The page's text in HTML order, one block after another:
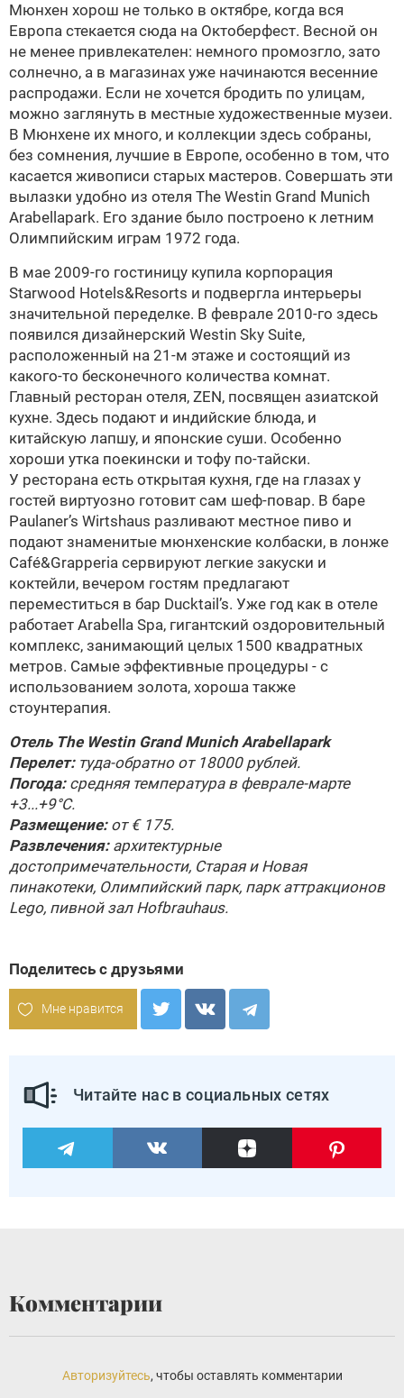
Мюнхен хорош не только в октябре, когда вся
Европа стекается сюда на Октоберфест. Весной он
не менее привлекателен: немного промозгло, зато
солнечно, а в магазинах уже начинаются весенние
распродажи. Если не хочется бродить по улицам,
можно заглянуть в местные художественные музеи.
В Мюнхене их много, и коллекции здесь собраны,
без сомнения, лучшие в Европе, особенно в том, что
касается живописи старых мастеров. Совершать эти
вылазки удобно из отеля The Westin Grand Munich
Arabellapark. Его здание было построено к летним
Олимпийским играм 1972 года.
В мае 2009-го гостиницу купила корпорация
Starwood Hotels&Resorts и подвергла интерьеры
значительной переделке. В феврале 2010-го здесь
появился дизайнерский Westin Sky Suite,
расположенный на 21-м этаже и состоящий из
какого-то бесконечного количества комнат.
Главный ресторан отеля, ZEN, посвящен азиатской
кухне. Здесь подают и индийские блюда, и
китайскую лапшу, и японские суши. Особенно
хороши утка поекински и тофу по-тайски.
У ресторана есть открытая кухня, где на глазах у
гостей виртуозно готовит сам шеф-повар. В баре
Рaulaner’s Wirtshaus разливают местное пиво и
подают знаменитые мюнхенские колбаски, в лонже
Café&Grapperia сервируют легкие закуски и
коктейли, вечером гостям предлагают
переместиться в бар Ducktail’s. Уже год как в отеле
работает Arabella Spa, гигантский оздоровительный
комплекс, занимающий целых 1500 квадратных
метров. Самые эффективные процедуры - с
использованием золота, хороша также
стоунтерапия.
Отель The Westin Grand Munich Arabellapark
Перелет:туда-обратно от 18000 рублей.
Погода:средняя температура в феврале-марте
+3...+9°С.
Размещение:от € 175.
Развлечения:архитектурные
достопримечательности, Старая и Новая
пинакотеки, Олимпийский парк, парк аттракционов
Lego, пивной зал Hofbrаuhaus.
Поделитесь с друзьями
Мне нравится
Читайте нас в социальных сетях
Комментарии
Авторизуйтесь, чтобы оставлять комментарии